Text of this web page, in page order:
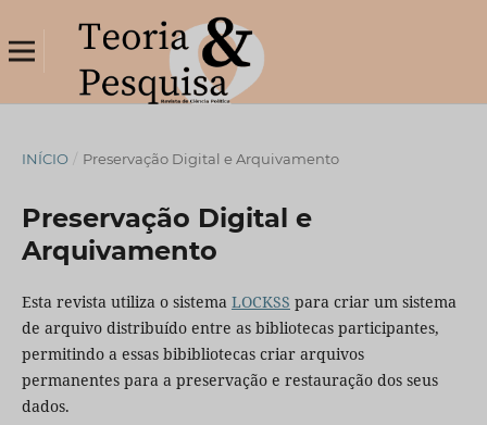
INÍCIO / Preservação Digital e Arquivamento
Preservação Digital e
Arquivamento
Esta revista utiliza o sistema LOCKSS para criar um sistema
de arquivo distribuído entre as bibliotecas participantes,
permitindo a essas bibibliotecas criar arquivos
permanentes para a preservação e restauração dos seus
dados.